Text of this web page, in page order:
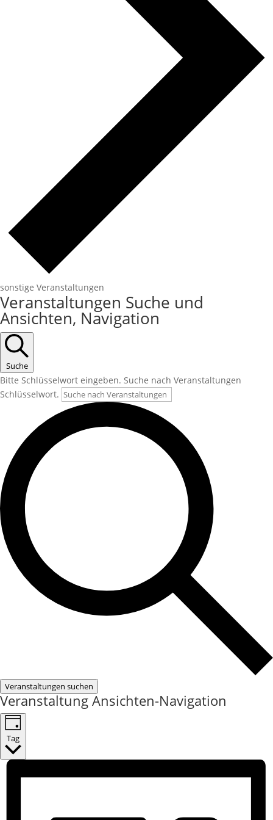
sonstige Veranstaltungen
Veranstaltungen
für
Juli
26,
2024
Veranstaltungen Suche und
Ansichten, Navigation
Suche
Bitte Schlüsselwort eingeben. Suche nach Veranstaltungen
Schlüsselwort.
Veranstaltungen suchen
Veranstaltung Ansichten-Navigation
Tag